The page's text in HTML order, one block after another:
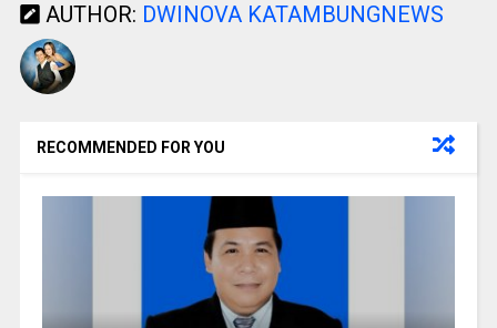
AUTHOR: DWINOVA KATAMBUNGNEWS
RECOMMENDED FOR YOU